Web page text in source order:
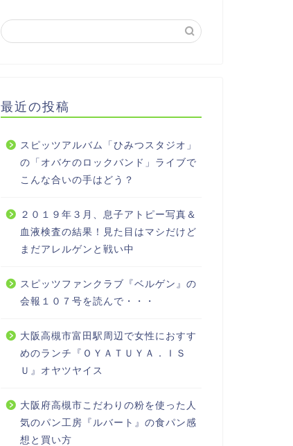
最近の投稿
スピッツアルバム「ひみつスタジオ」
の「オバケのロックバンド」ライブで
こんな合いの手はどう？
２０１９年３月、息子アトピー写真＆
血液検査の結果！見た目はマシだけど
まだアレルゲンと戦い中
スピッツファンクラブ『ベルゲン』の
会報１０７号を読んで・・・
大阪高槻市富田駅周辺で女性におすす
めのランチ『ＯＹＡＴＵＹＡ．ＩＳ
Ｕ』オヤツヤイス
大阪府高槻市こだわりの粉を使った人
気のパン工房『ルバート』の食パン感
想と買い方